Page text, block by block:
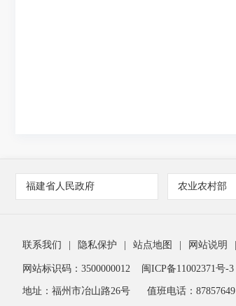
福建省人民政府 农业农村部
联系我们 隐私保护 站点地图 网站说明
网站标识码：3500000012 闽ICP备11002371号-3
地址：福州市冶山路26号 值班电话：87857649